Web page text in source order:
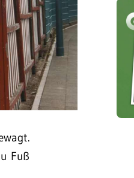
Fuß